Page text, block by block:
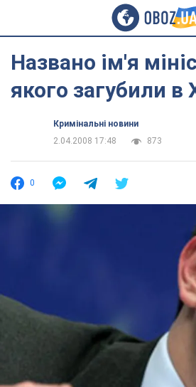
Названо ім'я
якого загубили в
Кримінальні новини
2.04.2008 17:48
873
0